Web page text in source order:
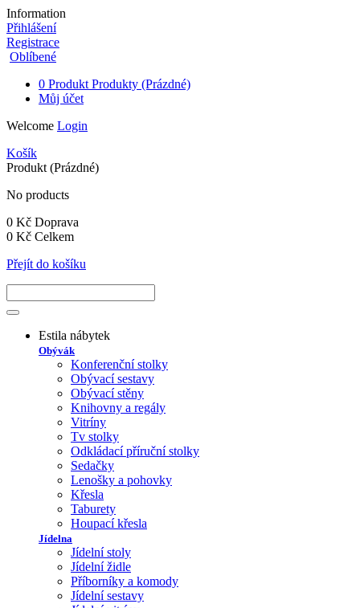
Information
Přihlášení
Registrace
Oblíbené
0 Produkt Produkty (Prázdné)
Můj účet
Welcome Login
Košík
Produkt (Prázdné)
No products
0 Kč Doprava
0 Kč Celkem
Přejít do košíku
Estila nábytek
Obývák
Konferenční stolky
Obývací sestavy
Obývací stěny
Knihovny a regály
Vitríny
Tv stolky
Odkládací příruční stolky
Sedačky
Lenošky a pohovky
Křesla
Taburety
Houpací křesla
Jídelna
Jídelní stoly
Jídelní židle
Příborníky a komody
Jídelní sestavy